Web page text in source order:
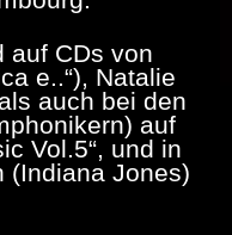
auf CDs von
e..“), Natalie
auch bei den
auf
Vol.5“, und in
(Indiana Jones)